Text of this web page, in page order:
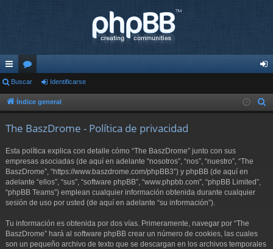
nl
ac
pi
do
s
or
os nti
Buscar Identificarse
Índice general
The BaszDrome - Política de privacidad
Esta política explica con detalle cómo “The BaszDrome” junto con sus
empresas asociadas (de aquí en adelante “nosotros”, “nos”, “nuestro”, “The
BaszDrome”, “https://www.baszdrome.com/phpBB3”) y phpBB (de aquí en
adelante “ellos”, “sus”, “software phpBB”, “www.phpbb.com”, “phpBB Limited”,
“phpBB Teams”) emplean cualquier información obtenida durante cualquier
sesión de uso por usted (de aquí en adelante “su información”).
Tu información es obtenida por dos vías. Primeramente, navegar por “The
BaszDrome” hará al software phpBB crear un número de cookies, las cuales
son un pequeño archivo de texto que se descargan en los archivos temporales